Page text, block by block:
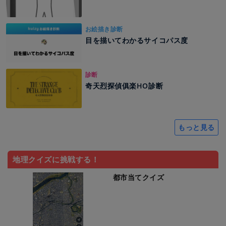
お絵描き診断
目を描いてわかるサイコパス度
診断
奇天烈探偵俱楽HO診断
もっと見る
地理クイズに挑戦する！
都市当てクイズ